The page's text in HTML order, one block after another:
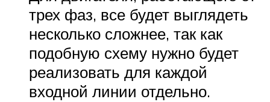
трех фаз, все будет выглядеть
несколько сложнее, так как
подобную схему нужно будет
реализовать для каждой
входной линии отдельно.